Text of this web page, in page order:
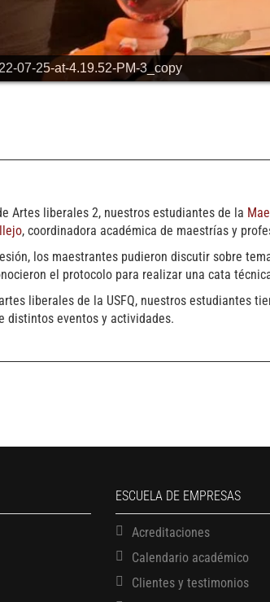
07-25-at-4.19.52-PM-3_copy
Artes liberales 2, nuestros estudiantes de la
, coordinadora académica de maestrías y
los maestrantes pudieron discutir sobre
el protocolo para realizar una cata
liberales de la USFQ, nuestros estudiantes
distintos eventos y actividades.
ESCUELA DE EMPRESAS
Acreditaciones
Calendario académico
Clientes y testimonios